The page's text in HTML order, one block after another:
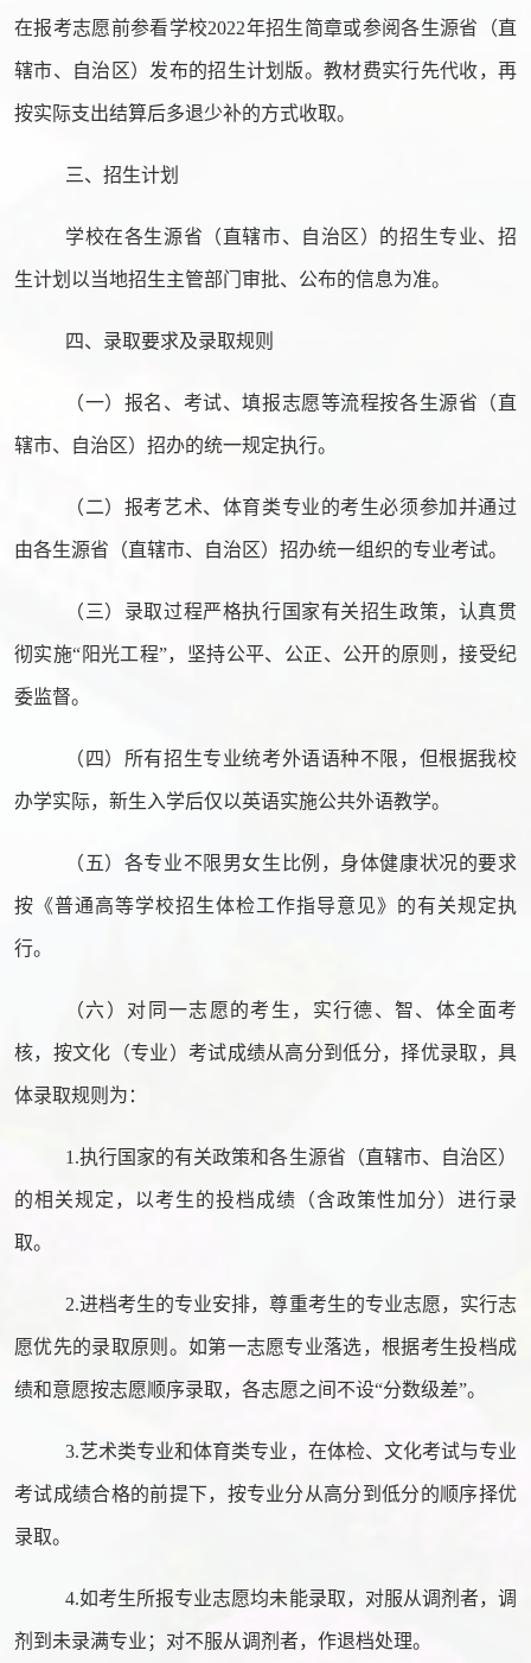
在报考志愿前参看学校2022年招生简章或参阅各生源省（直
辖市、自治区）发布的招生计划版。教材费实行先代收，再
按实际支出结算后多退少补的方式收取。
三、招生计划
学校在各生源省（直辖市、自治区）的招生专业、招
生计划以当地招生主管部门审批、公布的信息为准。
四、录取要求及录取规则
（一）报名、考试、填报志愿等流程按各生源省（直
辖市、自治区）招办的统一规定执行。
（二）报考艺术、体育类专业的考生必须参加并通过
由各生源省（直辖市、自治区）招办统一组织的专业考试。
（三）录取过程严格执行国家有关招生政策，认真贯
彻实施“阳光工程”，坚持公平、公正、公开的原则，接受纪
委监督。
（四）所有招生专业统考外语语种不限，但根据我校
办学实际，新生入学后仅以英语实施公共外语教学。
（五）各专业不限男女生比例，身体健康状况的要求
按《普通高等学校招生体检工作指导意见》的有关规定执
行。
（六）对同一志愿的考生，实行德、智、体全面考
核，按文化（专业）考试成绩从高分到低分，择优录取，具
体录取规则为：
1.执行国家的有关政策和各生源省（直辖市、自治区）
的相关规定，以考生的投档成绩（含政策性加分）进行录
取。
2.进档考生的专业安排，尊重考生的专业志愿，实行志
愿优先的录取原则。如第一志愿专业落选，根据考生投档成
绩和意愿按志愿顺序录取，各志愿之间不设“分数级差”。
3.艺术类专业和体育类专业，在体检、文化考试与专业
考试成绩合格的前提下，按专业分从高分到低分的顺序择优
录取。
4.如考生所报专业志愿均未能录取，对服从调剂者，调
剂到未录满专业；对不服从调剂者，作退档处理。